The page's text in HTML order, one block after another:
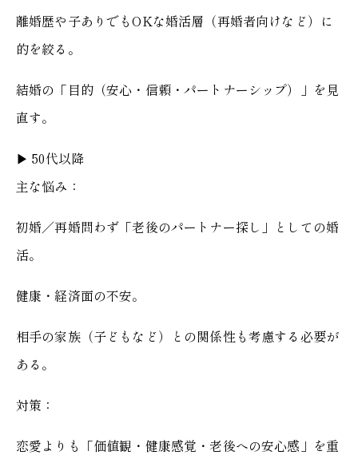
離婚歴や子ありでもOKな婚活層（再婚者向けなど）に
的を絞る。
結婚の「目的（安心・信頼・パートナーシップ）」を見
直す。
▶︎ 50代以降
主な悩み：
初婚／再婚問わず「老後のパートナー探し」としての婚
活。
健康・経済面の不安。
相手の家族（子どもなど）との関係性も考慮する必要が
ある。
対策：
恋愛よりも「価値観・健康感覚・老後への安心感」を重